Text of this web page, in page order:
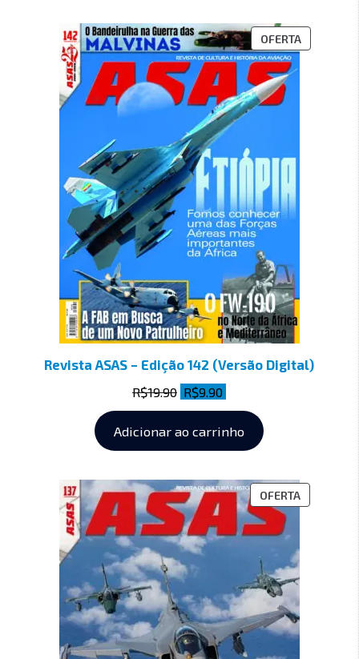
OFERTA
Revista ASAS – Edição 142 (Versão Digital)
R$19.90 R$9.90
Adicionar ao carrinho
OFERTA